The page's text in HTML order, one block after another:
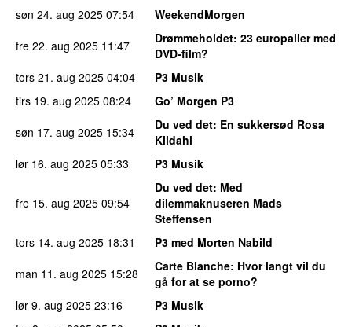
søn 24. aug 2025 07:54
WeekendMorgen
fre 22. aug 2025 11:47 Drømmeholdet: 23 europaller med
DVD-film?
tors 21. aug 2025 04:04
P3 Musik
tirs 19. aug 2025 08:24
Go’ Morgen P3
søn 17. aug 2025 15:34 Du ved det: En sukkersød Rosa
Kildahl
lør 16. aug 2025 05:33 P3 Musik
fre 15. aug 2025 09:54
Du ved det: Med
dilemmaknuseren Mads
Steffensen
tors 14. aug 2025 18:31
P3 med Morten Nabild
man 11. aug 2025 15:28 Carte Blanche: Hvor langt vil du
gå for at se porno?
lør 9. aug 2025 23:16
P3 Musik